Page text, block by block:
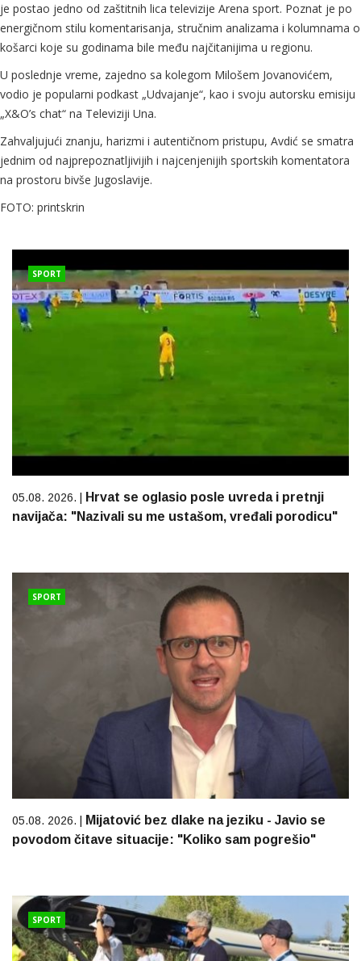
je postao jedno od zaštitnih lica televizije Arena sport. Poznat je po
energičnom stilu komentarisanja, stručnim analizama i kolumnama o
košarci koje su godinama bile među najčitanijima u regionu.
U poslednje vreme, zajedno sa kolegom Milošem Jovanovićem,
vodio je popularni podkast „Udvajanje“, kao i svoju autorsku emisiju
„X&O’s chat“ na Televiziji Una.
Zahvaljujući znanju, harizmi i autentičnom pristupu, Avdić se smatra
jednim od najprepoznatljivijih i najcenjenijih sportskih komentatora
na prostoru bivše Jugoslavije.
FOTO: printskrin
SPORT
05.08. 2026. |
Hrvat se oglasio posle uvreda i pretnji
navijača: "Nazivali su me ustašom, vređali porodicu"
SPORT
05.08. 2026. |
Mijatović bez dlake na jeziku - Javio se
povodom čitave situacije: "Koliko sam pogrešio"
SPORT